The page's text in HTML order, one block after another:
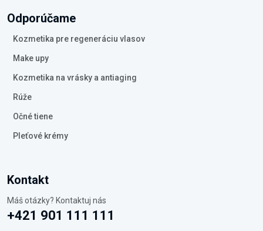
Odporúčame
Kozmetika pre regeneráciu vlasov
Make upy
Kozmetika na vrásky a antiaging
Rúže
Očné tiene
Pleťové krémy
Kontakt
Máš otázky? Kontaktuj nás
+421 901 111 111